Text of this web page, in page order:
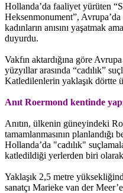
Hollanda’da faaliyet yürüten
Heksenmonument”,
kadınların anısını yaşatmak
duyurdu.
Vakfın aktardığına göre
yüzyıllar arasında “cadılık”
Katledilenlerin yaklaşık dörtte
Anıt Roermond kentinde
Anıtın, ülkenin güneyindeki
tamamlanmasının
Hollanda’da "cadılık"
katledildiği yerlerden biri
Yaklaşık 2,5 metre
sanatçı Marieke van der